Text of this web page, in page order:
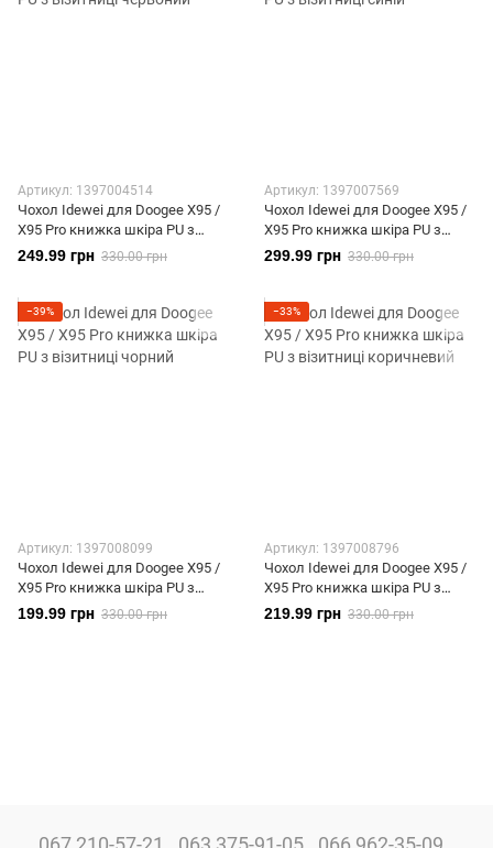
Артикул: 1397004514
Чохол Idewei для Doogee X95 /
X95 Pro книжка шкіра PU з
візитниці червоний
249.99 грн 330.00 грн
Артикул: 1397007569
Чохол Idewei для Doogee X95 /
X95 Pro книжка шкіра PU з
візитниці синій
299.99 грн 330.00 грн
−39%
Артикул: 1397008099
Чохол Idewei для Doogee X95 /
X95 Pro книжка шкіра PU з
візитниці чорний
199.99 грн 330.00 грн
−33%
Артикул: 1397008796
Чохол Idewei для Doogee X95 /
X95 Pro книжка шкіра PU з
візитниці коричневий
219.99 грн 330.00 грн